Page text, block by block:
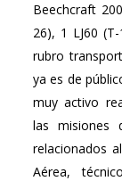
Beechcraft
26), 1 LJ60
rubro
ya es de
muy activo
las misiones
relacionados
Aérea,